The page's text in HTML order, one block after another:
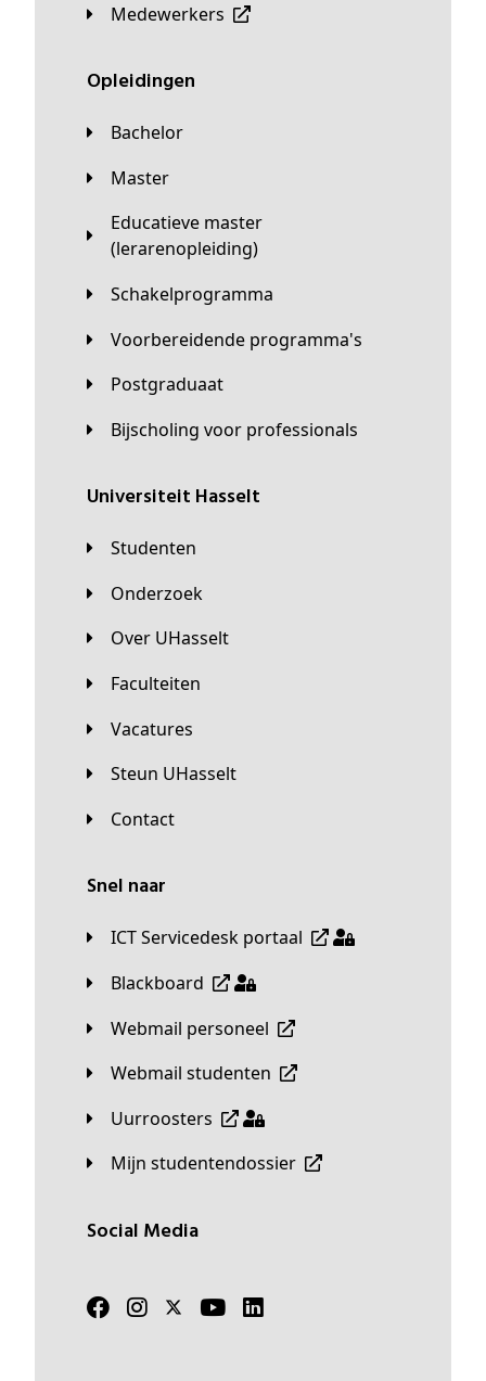
Medewerkers
Opleidingen
Bachelor
Master
Educatieve master
(lerarenopleiding)
Schakelprogramma
Voorbereidende programma's
Postgraduaat
Bijscholing voor professionals
universiteit Hasselt
Studenten
Onderzoek
Over UHasselt
Faculteiten
Vacatures
Steun UHasselt
Contact
Snel naar
ICT Servicedesk portaal
Blackboard
Webmail personeel
Webmail studenten
Uurroosters
Mijn studentendossier
Social Media